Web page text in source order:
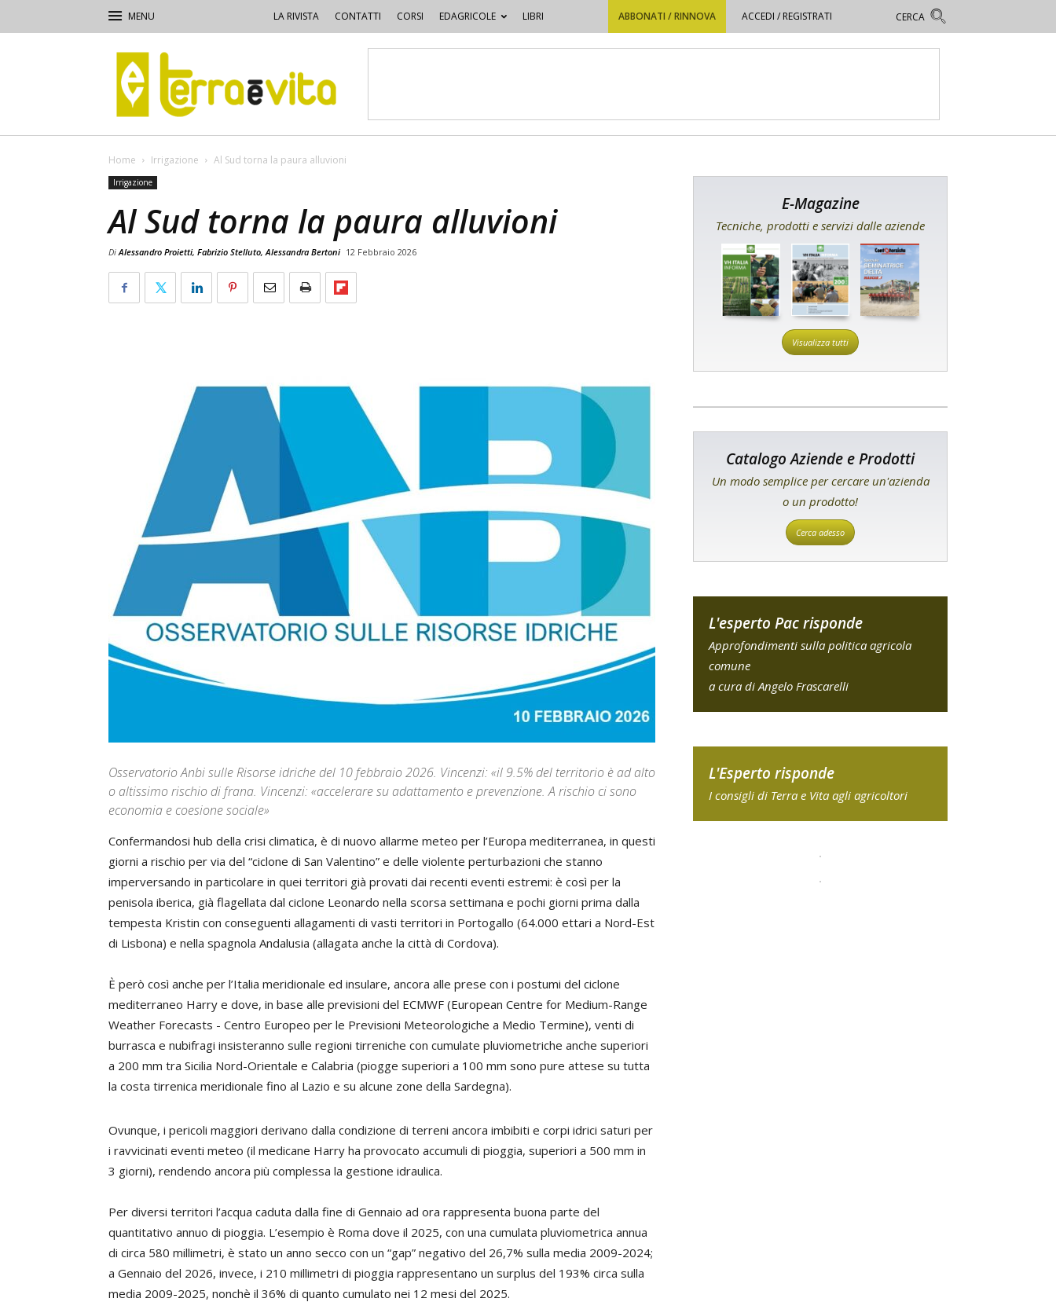
LA RIVISTA CONTATTI CORSI EDAGRICOLE LIBRI ABBONATI / RINNOVA ACCEDI / REGISTRATI
Terra
e
Vita
Home Irrigazione Al Sud torna la paura alluvioni
Irrigazione
Al Sud torna la paura alluvioni
DiAlessandro Proietti, Fabrizio Stelluto, Alessandra Bertoni 12 Febbraio 2026
Osservatorio Anbi sulle Risorse idriche del 10 febbraio 2026. Vincenzi: «il 9.5% del territorio è ad alto
o altissimo rischio di frana. Vincenzi: «accelerare su adattamento e prevenzione. A rischio ci sono
economia e coesione sociale»
Confermandosi hub della crisi climatica, è di nuovo allarme meteo per l’Europa mediterranea, in questi
giorni a rischio per via del “ciclone di San Valentino” e delle violente perturbazioni che stanno
imperversando in particolare in quei territori già provati dai recenti eventi estremi: è così per la
penisola iberica, già flagellata dal ciclone Leonardo nella scorsa settimana e pochi giorni prima dalla
tempesta Kristin con conseguenti allagamenti di vasti territori in Portogallo (64.000 ettari a Nord-Est
di Lisbona) e nella spagnola Andalusia (allagata anche la città di Cordova).
È però così anche per l’Italia meridionale ed insulare, ancora alle prese con i postumi del ciclone
mediterraneo Harry e dove, in base alle previsioni del ECMWF (European Centre for Medium-Range
Weather Forecasts - Centro Europeo per le Previsioni Meteorologiche a Medio Termine), venti di
burrasca e nubifragi insisteranno sulle regioni tirreniche con cumulate pluviometriche anche superiori
a 200 mm tra Sicilia Nord-Orientale e Calabria (piogge superiori a 100 mm sono pure attese su tutta
la costa tirrenica meridionale fino al Lazio e su alcune zone della Sardegna).
Ovunque, i pericoli maggiori derivano dalla condizione di terreni ancora imbibiti e corpi idrici saturi per
i ravvicinati eventi meteo (il medicane Harry ha provocato accumuli di pioggia, superiori a 500 mm in
3 giorni), rendendo ancora più complessa la gestione idraulica.
Per diversi territori l’acqua caduta dalla fine di Gennaio ad ora rappresenta buona parte del
quantitativo annuo di pioggia. L’esempio è Roma dove il 2025, con una cumulata pluviometrica annua
di circa 580 millimetri, è stato un anno secco con un “gap” negativo del 26,7% sulla media 2009-2024;
a Gennaio del 2026, invece, i 210 millimetri di pioggia rappresentano un surplus del 193% circa sulla
media 2009-2025, nonchè il 36% di quanto cumulato nei 12 mesi del 2025.
E-Magazine
Tecniche, prodotti e servizi dalle aziende
Visualizza tutti
Catalogo Aziende e Prodotti
Un modo semplice per cercare un'azienda
o un prodotto!
Cerca adesso
L'esperto Pac risponde
Approfondimenti sulla politica agricola
comune
a cura di Angelo Frascarelli
L'Esperto risponde
I consigli di Terra e Vita agli agricoltori